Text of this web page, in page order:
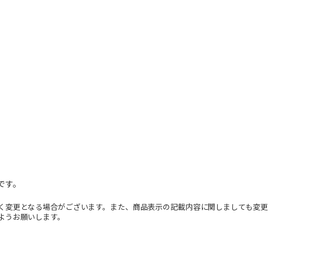
。
更となる場合がございます。また、商品表示の記載内容に関しましても変更
お願いします。